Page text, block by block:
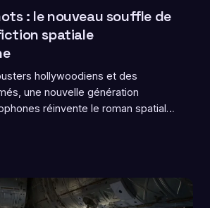
: le nouveau souffle de
spatiale
hollywoodiens et des
une nouvelle génération
réinvente le roman spatial
et d'œuvres qui donnent à